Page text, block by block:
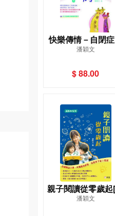
快樂傳情－自閉
系障礙兒童社交訓
潘穎文
$ 88.00
親子閱讀從零歲起
雅教育系列]
潘穎文